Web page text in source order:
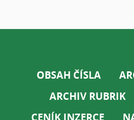
OBSAH ČÍSLA
ARCHIV RUBRIK